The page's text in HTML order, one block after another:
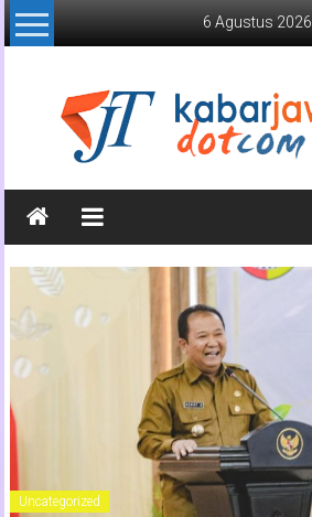
Lompat
ke
6 Agustus 2026
Kabar
Jawa
Timur
Media
Online
Jawa
Uncategorized